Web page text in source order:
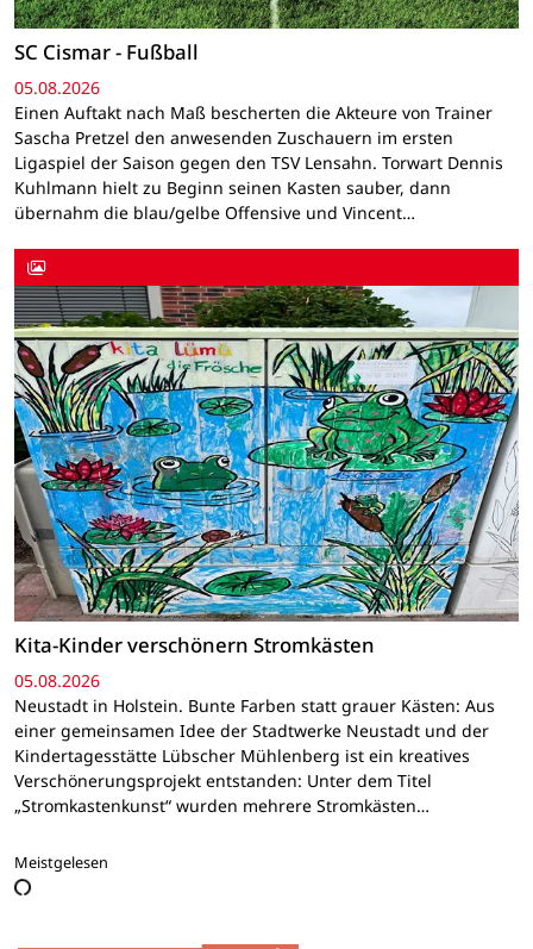
SC Cismar - Fußball
05.08.2026
Einen Auftakt nach Maß bescherten die Akteure von Trainer
Sascha Pretzel den anwesenden Zuschauern im ersten
Ligaspiel der Saison gegen den TSV Lensahn. Torwart Dennis
Kuhlmann hielt zu Beginn seinen Kasten sauber, dann
übernahm die blau/gelbe Offensive und Vincent…
Kita-Kinder verschönern Stromkästen
05.08.2026
Neustadt in Holstein. Bunte Farben statt grauer Kästen: Aus
einer gemeinsamen Idee der Stadtwerke Neustadt und der
Kindertagesstätte Lübscher Mühlenberg ist ein kreatives
Verschönerungsprojekt entstanden: Unter dem Titel
„Stromkastenkunst“ wurden mehrere Stromkästen…
Meistgelesen